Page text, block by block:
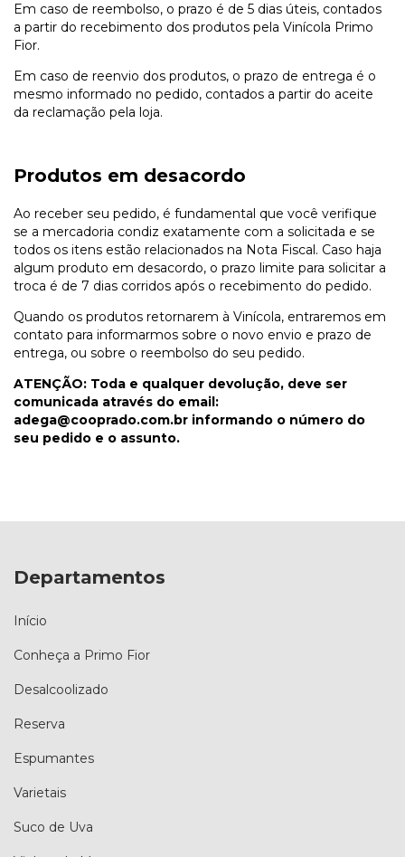
Em caso de reembolso, o prazo é de 5 dias úteis, contados
a partir do recebimento dos produtos pela Vinícola Primo
Fior.
Em caso de reenvio dos produtos, o prazo de entrega é o
mesmo informado no pedido, contados a partir do aceite
da reclamação pela loja.
Produtos em desacordo
Ao receber seu pedido, é fundamental que você verifique
se a mercadoria condiz exatamente com a solicitada e se
todos os itens estão relacionados na Nota Fiscal. Caso haja
algum produto em desacordo, o prazo limite para solicitar a
troca é de 7 dias corridos após o recebimento do pedido.
Quando os produtos retornarem à Vinícola, entraremos em
contato para informarmos sobre o novo envio e prazo de
entrega, ou sobre o reembolso do seu pedido.
ATENÇÃO: Toda e qualquer devolução, deve ser
comunicada através do email:
adega@cooprado.com.br informando o número do
seu pedido e o assunto.
Departamentos
Início
Conheça a Primo Fior
Desalcoolizado
Reserva
Espumantes
Varietais
Suco de Uva